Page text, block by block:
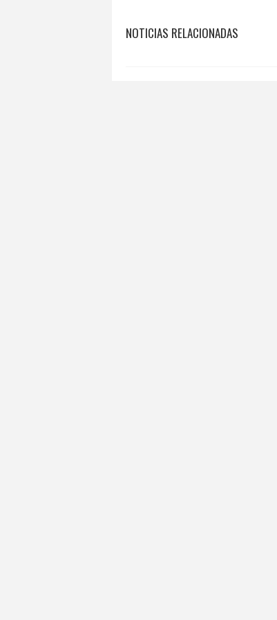
NOTICIAS RELACIONADAS